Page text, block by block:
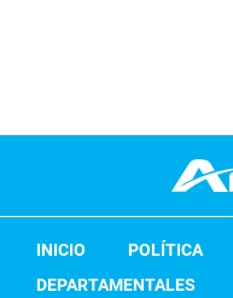
INICIO POLÍTICA
DEPARTAMENTALES